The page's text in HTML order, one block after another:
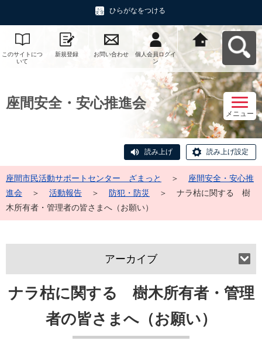
ひらがなをつける
このサイトにつ
いて
新規登録 お問い合わせ
個人会員ログイ
ン
座間市民活動サ
ポートセンタ
ー ざまっとへ
戻る
座間安全・安心推進会
メニュー
読み上げ 読み上げ設定
座間市民活動サポートセンター ざまっと ＞
座間安全・安心推
進会
＞ 活動報告 ＞ 防犯・防災 ＞
ナラ枯に関する 樹
木所有者・管理者の皆さまへ（お願い）
ナラ枯に関する 樹木所有者・管理
者の皆さまへ（お願い）
アーカイブ